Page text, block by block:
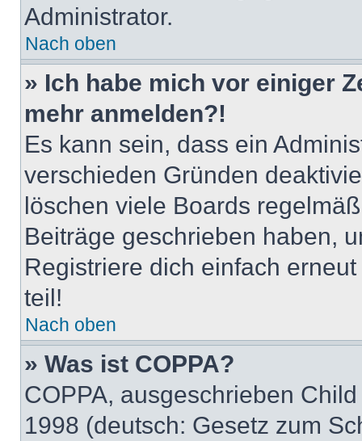
Administrator.
Nach oben
» Ich habe mich vor einiger
mehr anmelden?!
Es kann sein, dass ein
verschieden Gründen
löschen viele Boards
Beiträge geschrieben haben,
Registriere dich einfach
teil!
Nach oben
» Was ist COPPA?
COPPA, ausgeschrieben
1998 (deutsch: Gesetz zum